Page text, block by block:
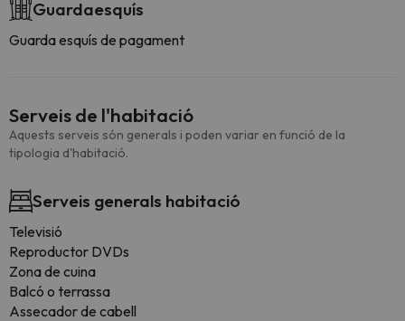
Guardaesquís
Guarda esquís de pagament
Serveis de l'habitació
Aquests serveis són generals i poden variar en funció de la
tipologia d'habitació.
Serveis generals habitació
Televisió
Reproductor DVDs
Zona de cuina
Balcó o terrassa
Assecador de cabell